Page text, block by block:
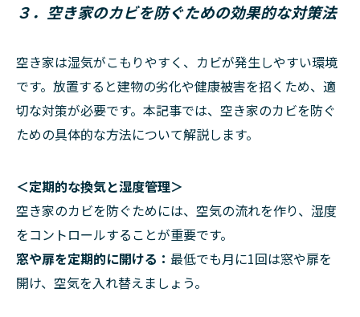
３．空き家のカビを防ぐための効果的な対策法
空き家は湿気がこもりやすく、カビが発生しやすい環境
です。放置すると建物の劣化や健康被害を招くため、適
切な対策が必要です。本記事では、空き家のカビを防ぐ
ための具体的な方法について解説します。
＜定期的な換気と湿度管理＞
空き家のカビを防ぐためには、空気の流れを作り、湿度
をコントロールすることが重要です。
窓や扉を定期的に開ける： 最低でも月に1回は窓や扉を
開け、空気を入れ替えましょう。